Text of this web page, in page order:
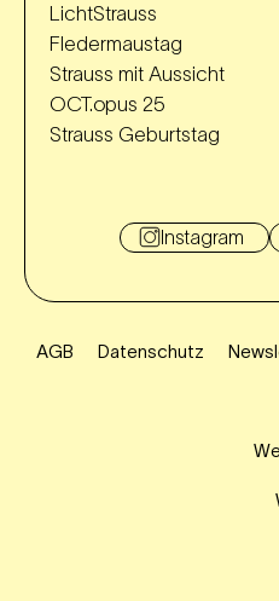
LichtStrauss
Fledermaustag
Strauss mit Aussicht
OCT.opus 25
Strauss Geburtstag
Instagram
AGB Datenschutz